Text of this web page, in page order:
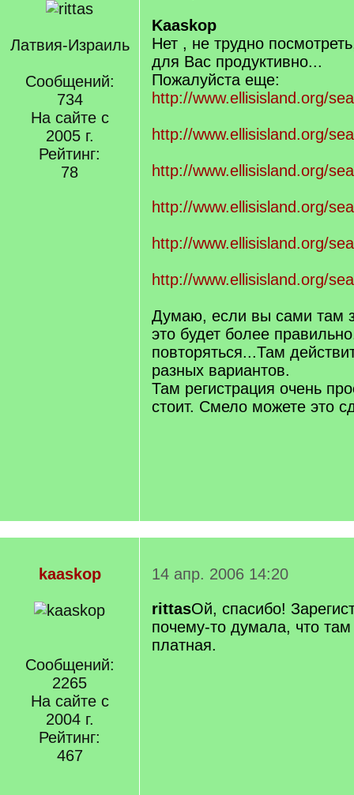
Латвия-Израиль
Сообщений:
734
На сайте с
2005 г.
Рейтинг:
78
Kaaskop
Нет , не трудно
для Вас продуктивно...
Пожалуйста еще:
http://www.ellisisland.org/
http://www.ellisisland.org/
http://www.ellisisland.org/
http://www.ellisisland.org/
http://www.ellisisland.org/
http://www.ellisisland.org/
Думаю, если вы сами там
это будет более
повторяться...Там
разных вариантов.
Там регистрация очень
стоит. Смело можете это
kaaskop
Сообщений:
2265
На сайте с
2004 г.
Рейтинг:
467
14 апр. 2006 14:20
rittasОй, спасибо!
почему-то думала, что там
платная.